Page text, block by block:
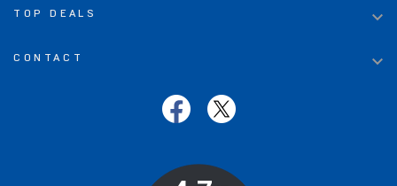
TOP DEALS 
CONTACT 